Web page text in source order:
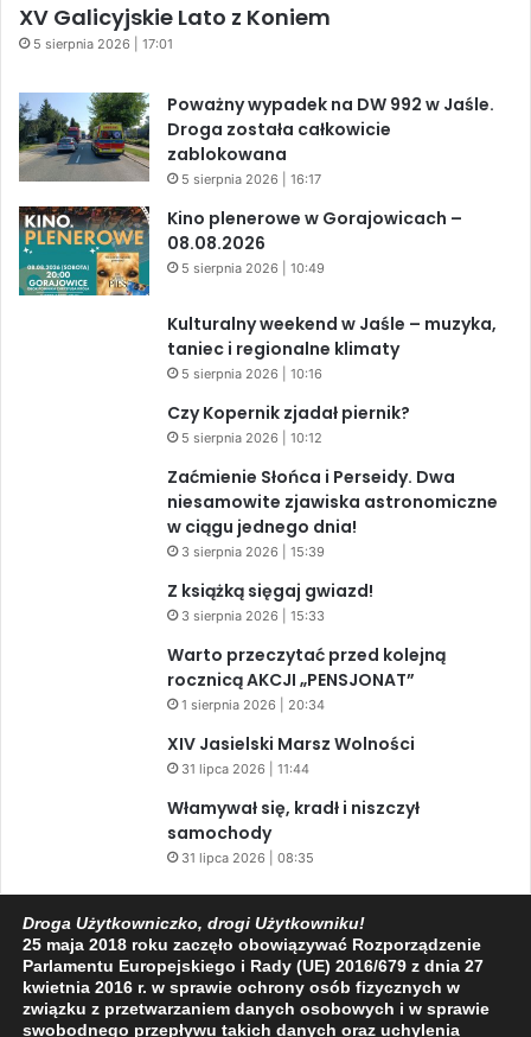
XV Galicyjskie Lato z Koniem
5 sierpnia 2026 | 17:01
Poważny wypadek na DW 992 w Jaśle.
Droga została całkowicie
zablokowana
5 sierpnia 2026 | 16:17
Kino plenerowe w Gorajowicach –
08.08.2026
5 sierpnia 2026 | 10:49
Kulturalny weekend w Jaśle – muzyka,
taniec i regionalne klimaty
5 sierpnia 2026 | 10:16
Czy Kopernik zjadał piernik?
5 sierpnia 2026 | 10:12
Zaćmienie Słońca i Perseidy. Dwa
niesamowite zjawiska astronomiczne
w ciągu jednego dnia!
3 sierpnia 2026 | 15:39
Z książką sięgaj gwiazd!
3 sierpnia 2026 | 15:33
Warto przeczytać przed kolejną
rocznicą AKCJI „PENSJONAT”
1 sierpnia 2026 | 20:34
XIV Jasielski Marsz Wolności
31 lipca 2026 | 11:44
Włamywał się, kradł i niszczył
samochody
31 lipca 2026 | 08:35
Facebook
X YouTube
Droga Użytkowniczko, drogi Użytkowniku!
25 maja 2018 roku zaczęło obowiązywać Rozporządzenie
Parlamentu Europejskiego i Rady (UE) 2016/679 z dnia 27
kwietnia 2016 r. w sprawie ochrony osób fizycznych w
związku z przetwarzaniem danych osobowych i w sprawie
swobodnego przepływu takich danych oraz uchylenia